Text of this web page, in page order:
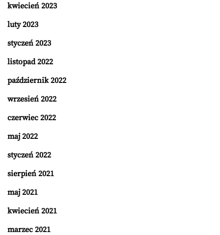
kwiecień 2023
luty 2023
styczeń 2023
listopad 2022
październik 2022
wrzesień 2022
czerwiec 2022
maj 2022
styczeń 2022
sierpień 2021
maj 2021
kwiecień 2021
marzec 2021